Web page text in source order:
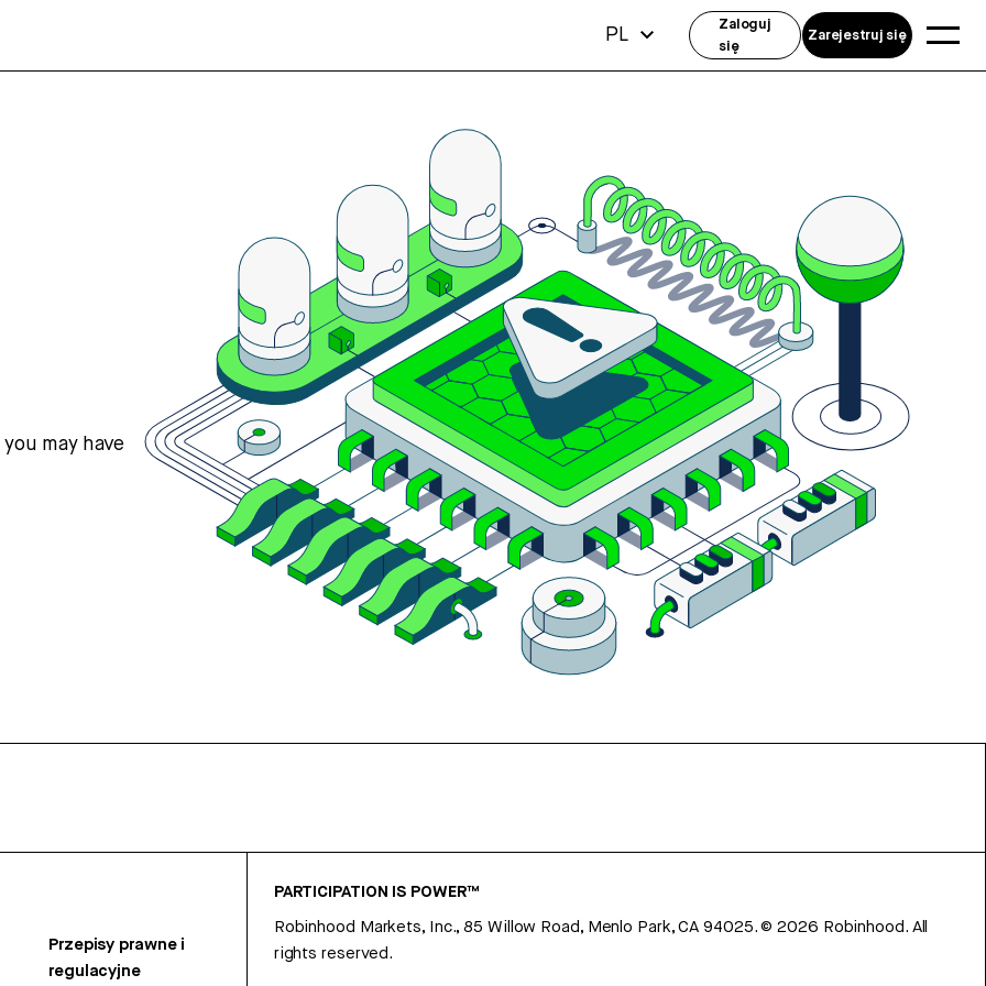
may have
Przepisy prawne i
regulacyjne
PARTICIPATION IS POWER™
Robinhood Markets, Inc., 85 Willow Road, Menlo Park, CA 94025.©2026 Robinhood. All
rights reserved.
PL
Zaloguj
się
Zarejestruj się